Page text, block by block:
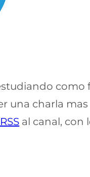
como
una charla
al canal, con